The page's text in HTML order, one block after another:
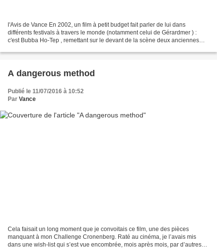
l'Avis de Vance En 2002, un film à petit budget fait parler de lui dans
différents festivals à travers le monde (notamment celui de Gérardmer ) :
c'est Bubba Ho-Tep , remettant sur le devant de la scène deux anciennes
A dangerous method
Publié le 11/07/2016 à 10:52
Par Vance
Cela faisait un long moment que je convoitais ce film, une des pièces
manquant à mon Challenge Cronenberg. Raté au cinéma, je l’avais mis
dans une wish-list qui s’est vue encombrée, mois après mois, par d’autres